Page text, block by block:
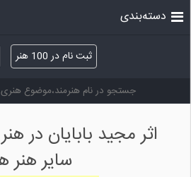
ثبت نام در 100 هنر
دسته‌بندی
اثر مجید بابایان در
سایر هنر